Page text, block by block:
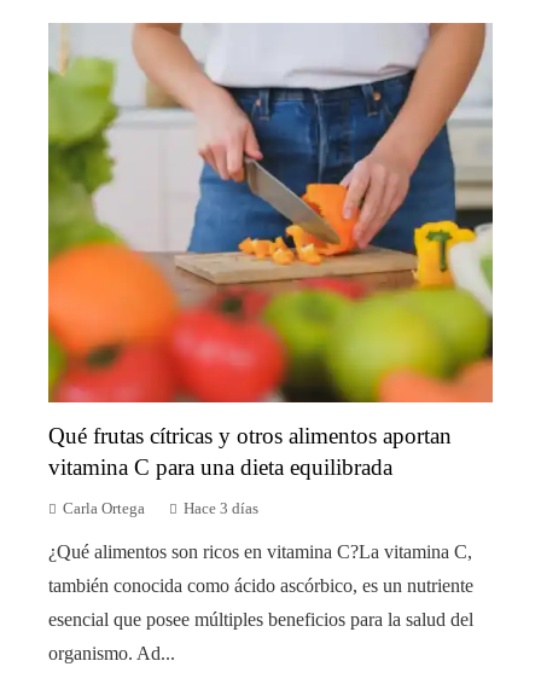
Qué frutas cítricas y otros alimentos aportan
vitamina C para una dieta equilibrada
Carla Ortega Hace 3 días
¿Qué alimentos son ricos en vitamina C?La vitamina C,
también conocida como ácido ascórbico, es un nutriente
esencial que posee múltiples beneficios para la salud del
organismo. Ad...